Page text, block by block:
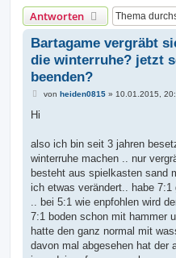
Antworten
Bartagame vergräbt
die winterruhe? jetzt
beenden?
B
a
von heiden0815» 10.01.2015,
Hi
also ich bin seit 3 jahren
winterruhe machen .. nur
besteht aus spielkasten sand
ich etwas verändert.. habe
.. bei 5:1 wie enpfohlen wird
7:1 boden schon mit hammer
hatte den ganz normal mit
davon mal abgesehen hat der